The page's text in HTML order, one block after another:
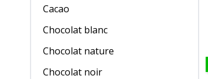
Cacao
Chocolat blanc
Chocolat nature
Chocolat noir